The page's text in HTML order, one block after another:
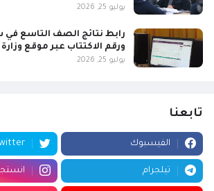
يوليو 25, 2026
ورقم الاكتتاب عبر موقع وزارة
يوليو 25, 2026
تابعنا
الفيسبوك
تيلجرام